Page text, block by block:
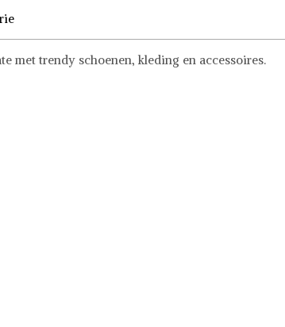
met trendy schoenen, kleding en accessoires.